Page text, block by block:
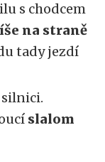
s chodcem
na straně
tady jezdí
silnici.
slalom